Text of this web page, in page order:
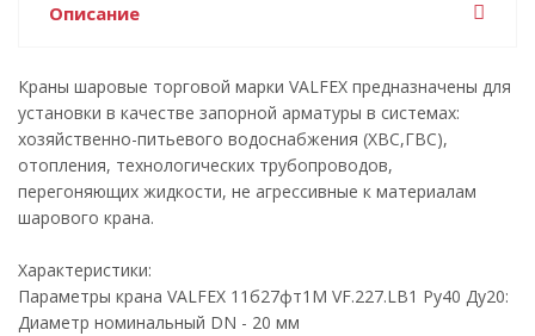
Описание
Краны шаровые торговой марки VALFEX предназначены для
установки в качестве запорной арматуры в системах:
хозяйственно-питьевого водоснабжения (ХВС,ГВС),
отопления, технологических трубопроводов,
перегоняющих жидкости, не агрессивные к материалам
шарового крана.
Характеристики:
Параметры крана VALFEX 11б27фт1М VF.227.LB1 Ру40 Ду20:
Диаметр номинальный DN - 20 мм